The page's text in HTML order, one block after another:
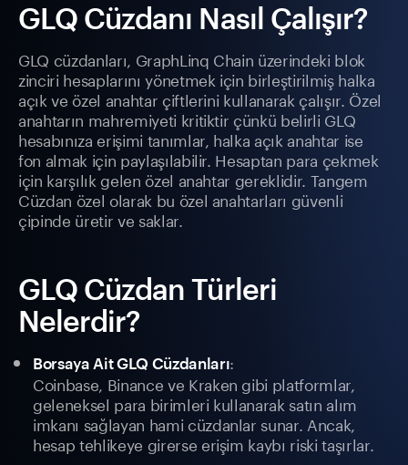
GLQ Cüzdanı Nasıl Çalışır?
GLQ cüzdanları, GraphLinq Chain üzerindeki blok
zinciri hesaplarını yönetmek için birleştirilmiş halka
açık ve özel anahtar çiftlerini kullanarak çalışır. Özel
anahtarın mahremiyeti kritiktir çünkü belirli GLQ
hesabınıza erişimi tanımlar, halka açık anahtar ise
fon almak için paylaşılabilir. Hesaptan para çekmek
için karşılık gelen özel anahtar gereklidir. Tangem
Cüzdan özel olarak bu özel anahtarları güvenli
çipinde üretir ve saklar.
GLQ Cüzdan Türleri
Nelerdir?
Borsaya Ait GLQ Cüzdanları:
Coinbase, Binance ve Kraken gibi platformlar,
geleneksel para birimleri kullanarak satın alım
imkanı sağlayan hami cüzdanlar sunar. Ancak,
hesap tehlikeye girerse erişim kaybı riski taşırlar.